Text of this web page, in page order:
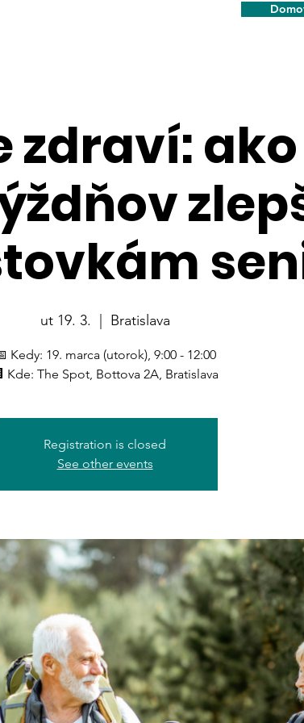
zdraví:
ut 19. 3. Bratislava
Kedy: 19. marca (utorok), 9:00 - 12:00
Kde: The Spot, Bottova 2A, Bratislava
Registration is closed
See other events